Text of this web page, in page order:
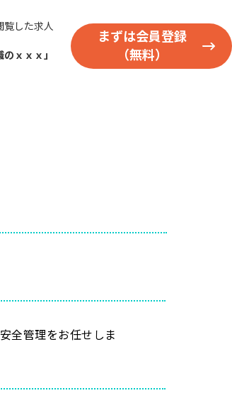
覧した求人
ｘｘｘ」
まずは会員登録
（無料）
全管理をお任せしま